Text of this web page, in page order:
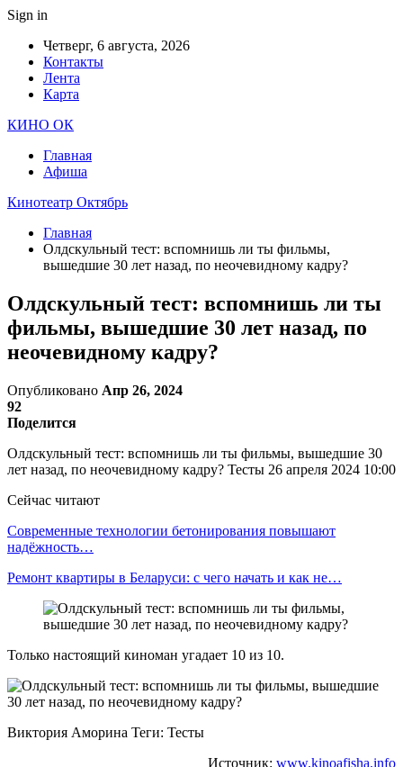
Sign in
Четверг, 6 августа, 2026
Контакты
Лента
Карта
КИНО ОК
Главная
Афиша
Кинотеатр Октябрь
Главная
Олдскульный тест: вспомнишь ли ты фильмы,
вышедшие 30 лет назад, по неочевидному кадру?
Олдскульный тест: вспомнишь ли ты
фильмы, вышедшие 30 лет назад, по
неочевидному кадру?
Опубликовано Апр 26, 2024
92
Поделится
Олдскульный тест: вспомнишь ли ты фильмы, вышедшие 30
лет назад, по неочевидному кадру? Тесты 26 апреля 2024 10:00
Сейчас читают
Современные технологии бетонирования повышают
надёжность…
Ремонт квартиры в Беларуси: с чего начать и как не…
Только настоящий киноман угадает 10 из 10.
Виктория Аморина Теги: Тесты
Источник: www.kinoafisha.info